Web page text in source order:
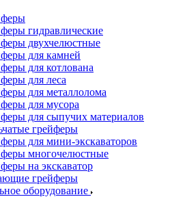
гидравлические
двухчелюстные
для камней
для котлована
для леса
для металлолома
для мусора
для сыпучих материалов
грейферы
для мини-экскаваторов
многочелюстные
на экскаватор
грейферы
оборудование